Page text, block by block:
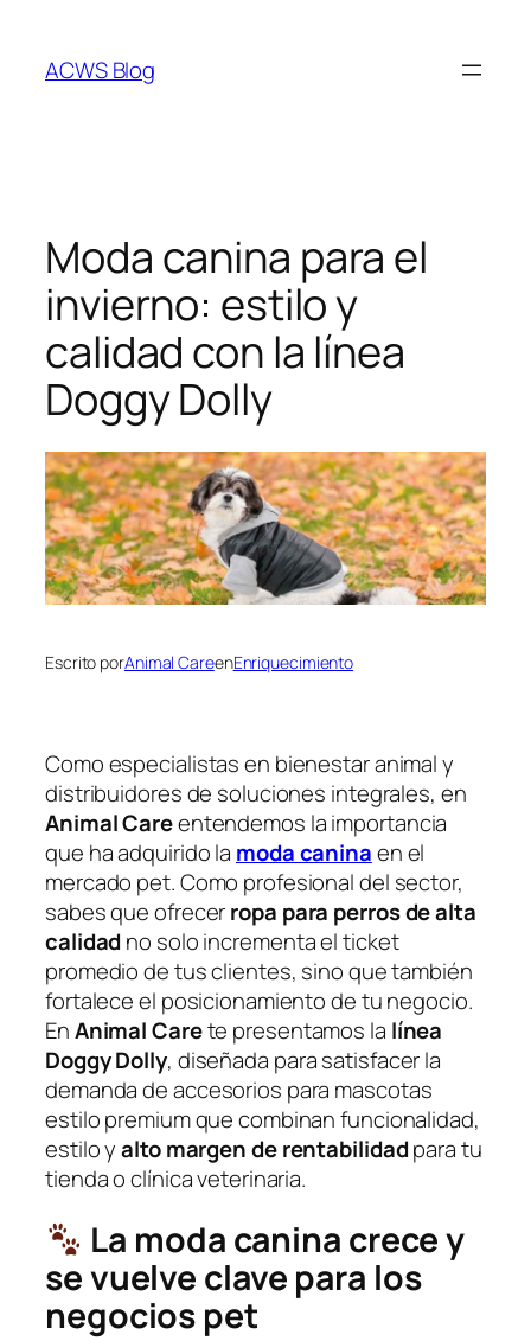
contenido
ACWS Blog
Moda canina para el
invierno: estilo y
calidad con la línea
Doggy Dolly
Escrito porAnimal CareenEnriquecimiento
Como especialistas en bienestar animal y
distribuidores de soluciones integrales, en
Animal Careentendemos la importancia
que ha adquirido la moda caninaen el
mercado pet. Como profesional del sector,
sabes que ofrecerropa para perros de alta
calidadno solo incrementa el ticket
promedio de tus clientes, sino que también
fortalece el posicionamiento de tu negocio.
EnAnimal Carete presentamos la línea
Doggy Dolly, diseñada para satisfacer la
demanda de accesorios para mascotas
estilo premium que combinan funcionalidad,
estilo yalto margen de rentabilidadpara tu
tienda o clínica veterinaria.
La moda canina crece y
se vuelve clave para los
negocios pet